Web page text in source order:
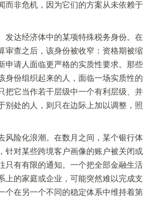
而非危机，因为它们的方案从未依赖于
发达经济体中的某项特殊税务身份。在
审查之后，该身份被收窄：资格期被缩
申请人面临更严格的实质性要求。那些
身份组织起来的人，面临一场实质性的
把它当作若干层级中一个有利层级、并
别处的人，则只在边际上加以调整，照
风险化浪潮。在数月之间，某个银行体
针对某些跨境客户画像的账户被关闭或
只有有限的通知。一个把全部金融生活
上的家庭或企业，可能突然难以完成支
个在另一个不同的稳定体系中维持着第